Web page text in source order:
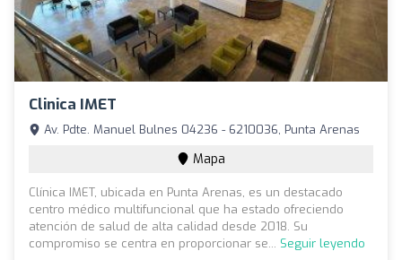
Clinica IMET
Av. Pdte. Manuel Bulnes 04236 - 6210036, Punta Arenas
Mapa
Clínica IMET, ubicada en Punta Arenas, es un destacado
centro médico multifuncional que ha estado ofreciendo
atención de salud de alta calidad desde 2018. Su
compromiso se centra en proporcionar se... Seguir leyendo